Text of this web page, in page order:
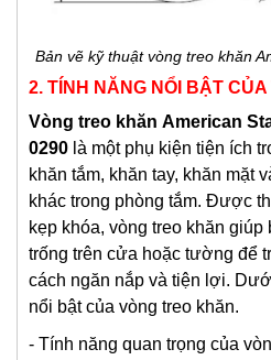
Bản vẽ kỹ thuật vòng treo khăn
2. TÍNH NĂNG NỔI BẬT
Vòng treo khăn American
0290 là một phụ kiện tiện ích
khăn tắm, khăn tay, khăn mặt
khác trong phòng tắm. Được
kẹp khóa, vòng treo khăn
trống trên cửa hoặc tường để
cách ngăn nắp và tiện lợi.
nổi bật của vòng treo khăn.
- Tính năng quan trọng của